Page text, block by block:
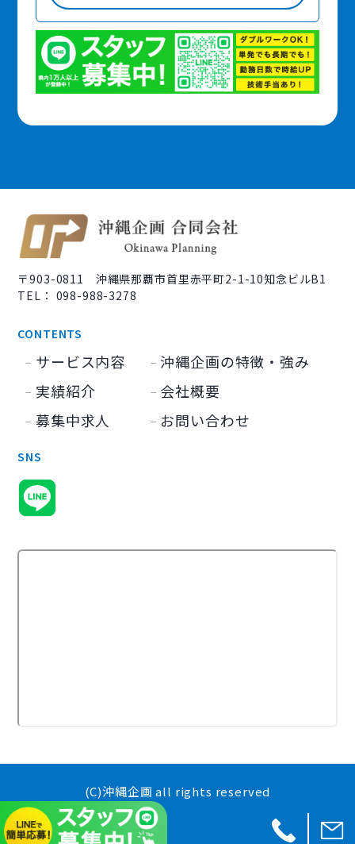
〒903-0811 沖縄県那覇市首里赤平町2-1-10知念ビルB1
TEL： 098-988-3278
CONTENTS
サービス内容
沖縄企画の特徴・強み
実績紹介
会社概要
募集中求人
お問い合わせ
SNS
(C)沖縄企画 all rights reserved